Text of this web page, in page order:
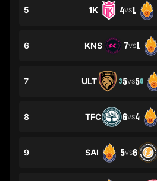
5 1K 4VS1
6 KNS 7VS1
7 ULT 35VS50
8 TFC 6VS4
9 SAI 5VS6